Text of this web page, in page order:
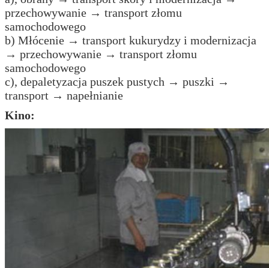
przechowywanie → transport złomu
samochodowego
b) Młócenie → transport kukurydzy i modernizacja
→ przechowywanie → transport złomu
samochodowego
c), depaletyzacja puszek pustych → puszki →
transport → napełnianie
Kino: